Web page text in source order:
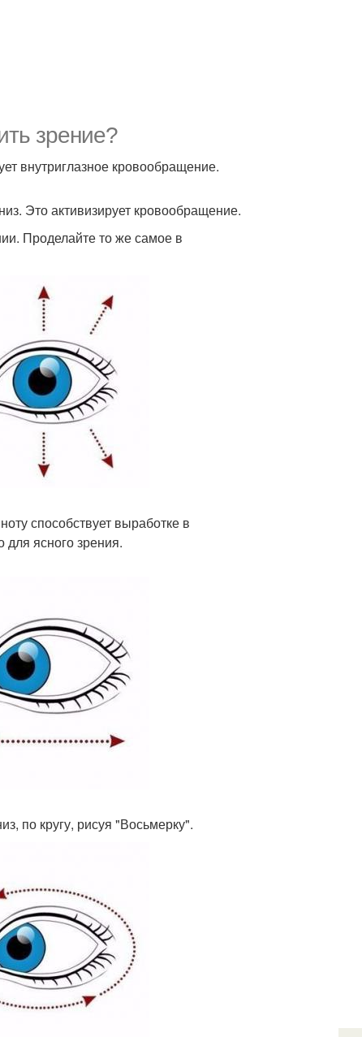
зрение?
внутриглазное кровообращение.
Это активизирует кровообращение.
Проделайте то же самое в
способствует выработке в
для ясного зрения.
по кругу, рисуя "Восьмерку".